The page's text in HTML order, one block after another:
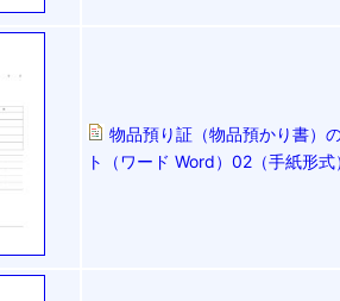
物品預り証（物品預かり書）
ト（ワード Word）02（手紙形式